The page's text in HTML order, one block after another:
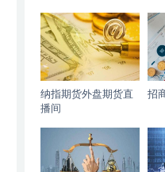
纳指期货外盘期货直
播间
招